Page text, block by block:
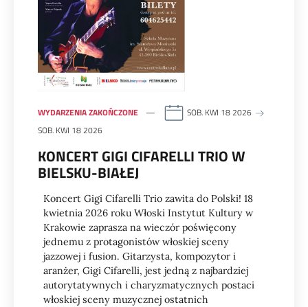
WYDARZENIA ZAKOŃCZONE
SOB. KWI 18 2026
SOB. KWI 18 2026
KONCERT GIGI CIFARELLI TRIO W
BIELSKU-BIAŁEJ
Koncert Gigi Cifarelli Trio zawita do Polski! 18
kwietnia 2026 roku Włoski Instytut Kultury w
Krakowie zaprasza na wieczór poświęcony
jednemu z protagonistów włoskiej sceny
jazzowej i fusion. Gitarzysta, kompozytor i
aranżer, Gigi Cifarelli, jest jedną z najbardziej
autorytatywnych i charyzmatycznych postaci
włoskiej sceny muzycznej ostatnich